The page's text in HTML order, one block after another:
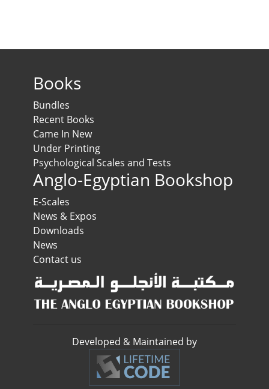
Books
Bundles
Recent Books
Came In New
Under Printing
Psychological Scales and Tests
Anglo-Egyptian Bookshop
E-Scales
News & Expos
Downloads
News
Contact us
Developed & Maintained by